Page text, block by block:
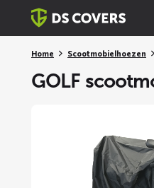
Skiplinks
Home Scootmobielhoezen
GOLF